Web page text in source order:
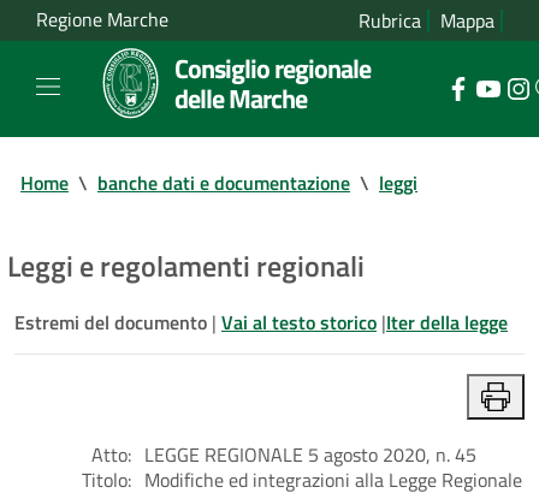
Regione Marche Rubrica Mappa
Consiglio regionale
delle Marche
Home \ banche dati e documentazione \ leggi
Leggi e regolamenti regionali
Estremi del documento | Vai al testo storico |Iter della legge
Atto: LEGGE REGIONALE 5 agosto 2020, n. 45
Titolo: Modifiche ed integrazioni alla Legge Regionale